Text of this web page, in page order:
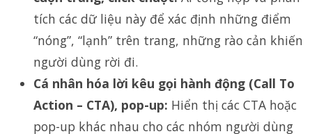
tích các dữ liệu này để xác định những điểm
“nóng”, “lạnh” trên trang, những rào cản khiến
người dùng rời đi.
Cá nhân hóa lời kêu gọi hành động (Call To
Action – CTA), pop-up: Hiển thị các CTA hoặc
pop-up khác nhau cho các nhóm người dùng